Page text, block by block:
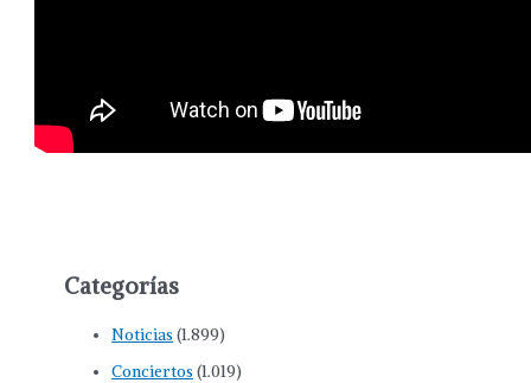
Categorías
Noticias (1.899)
Conciertos (1.019)